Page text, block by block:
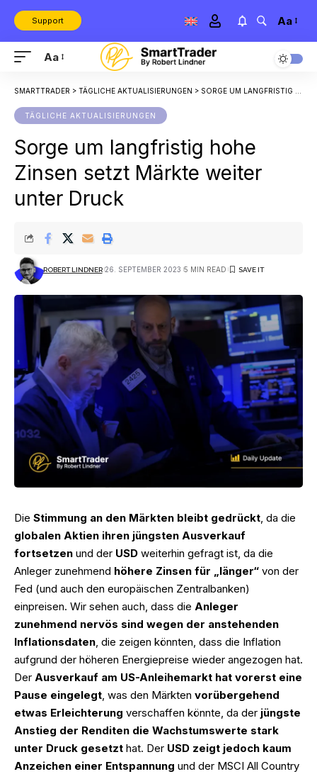
Support Aa
Aa
SMARTTRADER > TÄGLICHE AKTUALISIERUNGEN > SORGE UM LANGFRISTIG HOHE ZINSEN SETZT MÄRKTE WEITER UNTER DRUCK
TÄGLICHE AKTUALISIERUNGEN
Sorge um langfristig hohe
Zinsen setzt Märkte weiter
unter Druck
ROBERT LINDNER 26. SEPTEMBER 2023 5 MIN READ
Die Stimmung an den Märkten bleibt gedrückt, da die
globalen Aktien ihren jüngsten Ausverkauf
fortsetzen und der USD weiterhin gefragt ist, da die
Anleger zunehmend höhere Zinsen für „länger“ von der
Fed (und auch den europäischen Zentralbanken)
einpreisen. Wir sehen auch, dass die Anleger
zunehmend nervös sind wegen der anstehenden
Inflationsdaten, die zeigen könnten, dass die Inflation
aufgrund der höheren Energiepreise wieder angezogen hat.
Der Ausverkauf am US-Anleihemarkt hat vorerst eine
Pause eingelegt, was den Märkten vorübergehend
etwas Erleichterung verschaffen könnte, da der jüngste
Anstieg der Renditen die Wachstumswerte stark
unter Druck gesetzt hat. Der USD zeigt jedoch kaum
Anzeichen einer Entspannung und der MSCI All Country